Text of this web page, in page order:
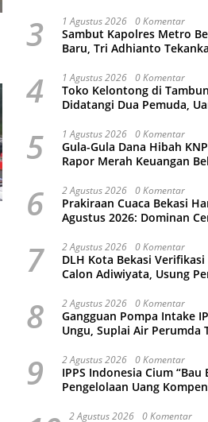
Bintoro
3 1 Agustus 2026 0 Komentar
Sambut Kapolres Metro
Baru, Tri Adhianto
4 1 Agustus 2026 0 Komentar
Toko Kelontong di
Didatangi Dua Pemuda,
5 1 Agustus 2026 0 Komentar
Gula-Gula Dana Hibah
Rapor Merah Keuangan
6 2 Agustus 2026 0 Komentar
Prakiraan Cuaca Bekasi
Agustus 2026: Dominan
7 2 Agustus 2026 0 Komentar
DLH Kota Bekasi Verifikasi
Calon Adiwiyata, Usung
8 2 Agustus 2026 0 Komentar
Gangguan Pompa Intake
Ungu, Suplai Air Perumda
9 2 Agustus 2026 0 Komentar
IPPS Indonesia Cium “Bau
Pengelolaan Uang
2 Agustus 2026 0 Komentar